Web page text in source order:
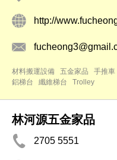
http://
材料搬運設備 五金家品 手推車
鋁梯台
纖維梯台 Trolley
林河源五金家品
2705 5551